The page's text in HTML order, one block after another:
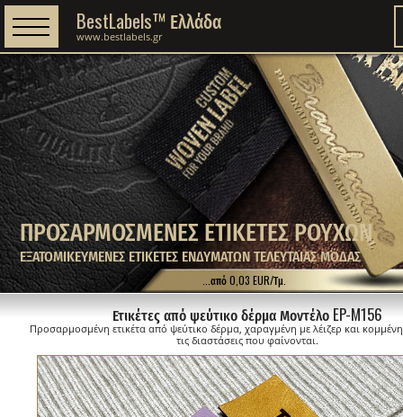
ΠΡΟΣΑΡΜΟΣΜΕΝΕΣ ΕΤΙΚΕΤΕΣ ΡΟΥΧΩΝ
ΕΞΑΤΟΜΙΚΕΥΜΕΝΕΣ ΕΤΙΚΕΤΕΣ ΕΝΔΥΜΑΤΩΝ ΤΕΛΕΥΤΑΙΑΣ ΜΟΔΑΣ
BestLabels™ Ελλάδα
www.bestlabels.gr
...από 0,03 EUR/Τμ.
Ετικέτες από ψεύτικο δέρμα Μοντέλο EP-M156
Προσαρμοσμένη ετικέτα από ψεύτικο δέρμα, χαραγμένη με λέιζερ και
τις διαστάσεις που φαίνονται.